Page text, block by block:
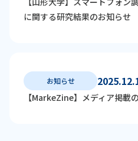
に関する研究結果のお知らせ
お知らせ
【MarkeZine】メディア掲載